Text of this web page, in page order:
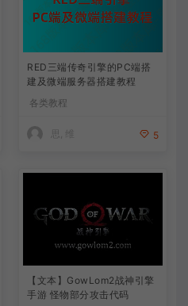
RED三端传奇引擎的PC端搭
建及微端服务器搭建教程
各类教程
思, 维 5
【文本】GowLom2战神引擎
手游 怪物部分攻击代码